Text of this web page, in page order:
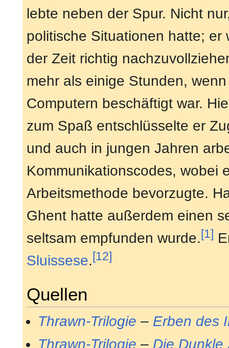
lebte neben der Spur. Nicht
politische Situationen hatte;
der Zeit richtig
mehr als einige Stunden,
Computern beschäftigt war.
zum Spaß entschlüsselte er
und auch in jungen Jahren
Kommunikationscodes, wobei
Arbeitsmethode bevorzugte.
Ghent hatte außerdem einen
seltsam empfunden wurde.[1]
Sluissese.[12]
Quellen
Thrawn-Trilogie – Erben des
Thrawn-Trilogie – Die Dunkle